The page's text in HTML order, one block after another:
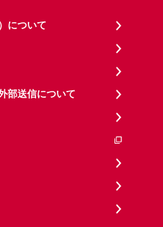
について
部送信について